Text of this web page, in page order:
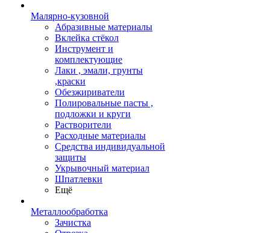
Малярно-кузовной
Абразивные материалы
Вклейка стёкол
Инструмент и
комплектующие
Лаки , эмали, грунты
,краски
Обезжириватели
Полировальные пасты ,
подложки и круги
Растворители
Расходные материалы
Средства индивидуальной
защиты
Укрывочный материал
Шпатлевки
Ещё
Металлообработка
Зачистка